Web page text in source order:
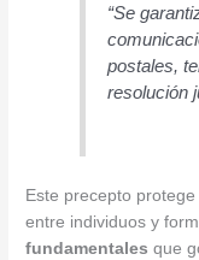
“Se
postales,
resolución
Este precepto
entre individuos y
fundamentales que